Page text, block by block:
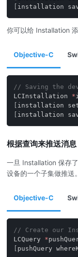
installation
你可以给 Installation
Objective-C
// Saving the
LCInstallation *
installation
installation
根据查询来推送消息
一旦 Installation 保存
设备的一个子集做推送。
Objective-C
// Create our
LCQuery *
pushQuery